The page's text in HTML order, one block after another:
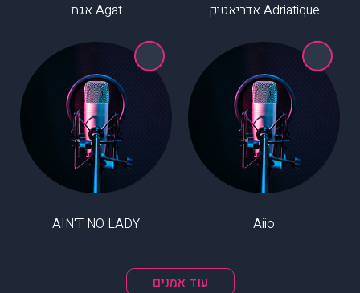
Adriatique אדריאטיק Agat אגת
Aiio
AIN'T NO LADY
עוד אמנים